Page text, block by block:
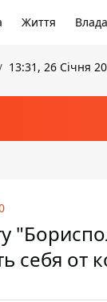
Життя Влада
13:31, 26 Січня
себя от